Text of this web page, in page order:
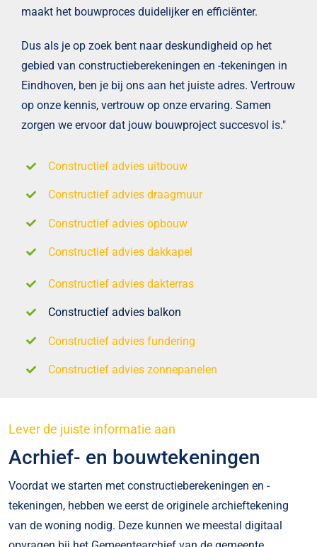
maakt het bouwproces duidelijker en efficiënter.
Dus als je op zoek bent naar deskundigheid op het
gebied van constructieberekeningen en -tekeningen in
Eindhoven, ben je bij ons aan het juiste adres. Vertrouw
op onze kennis, vertrouw op onze ervaring. Samen
zorgen we ervoor dat jouw bouwproject succesvol is."
Constructief advies uitbouw
Constructief advies draagmuur
Constructief advies opbouw
Constructief advies dakkapel
Constructief advies dakterras
Constructief advies balkon
Constructief advies fundering
Constructief advies zonnepanelen
Lever de juiste informatie aan
Acrhief- en bouwtekeningen
Voordat we starten met constructieberekeningen en -
tekeningen, hebben we eerst de originele archieftekening
van de woning nodig. Deze kunnen we meestal digitaal